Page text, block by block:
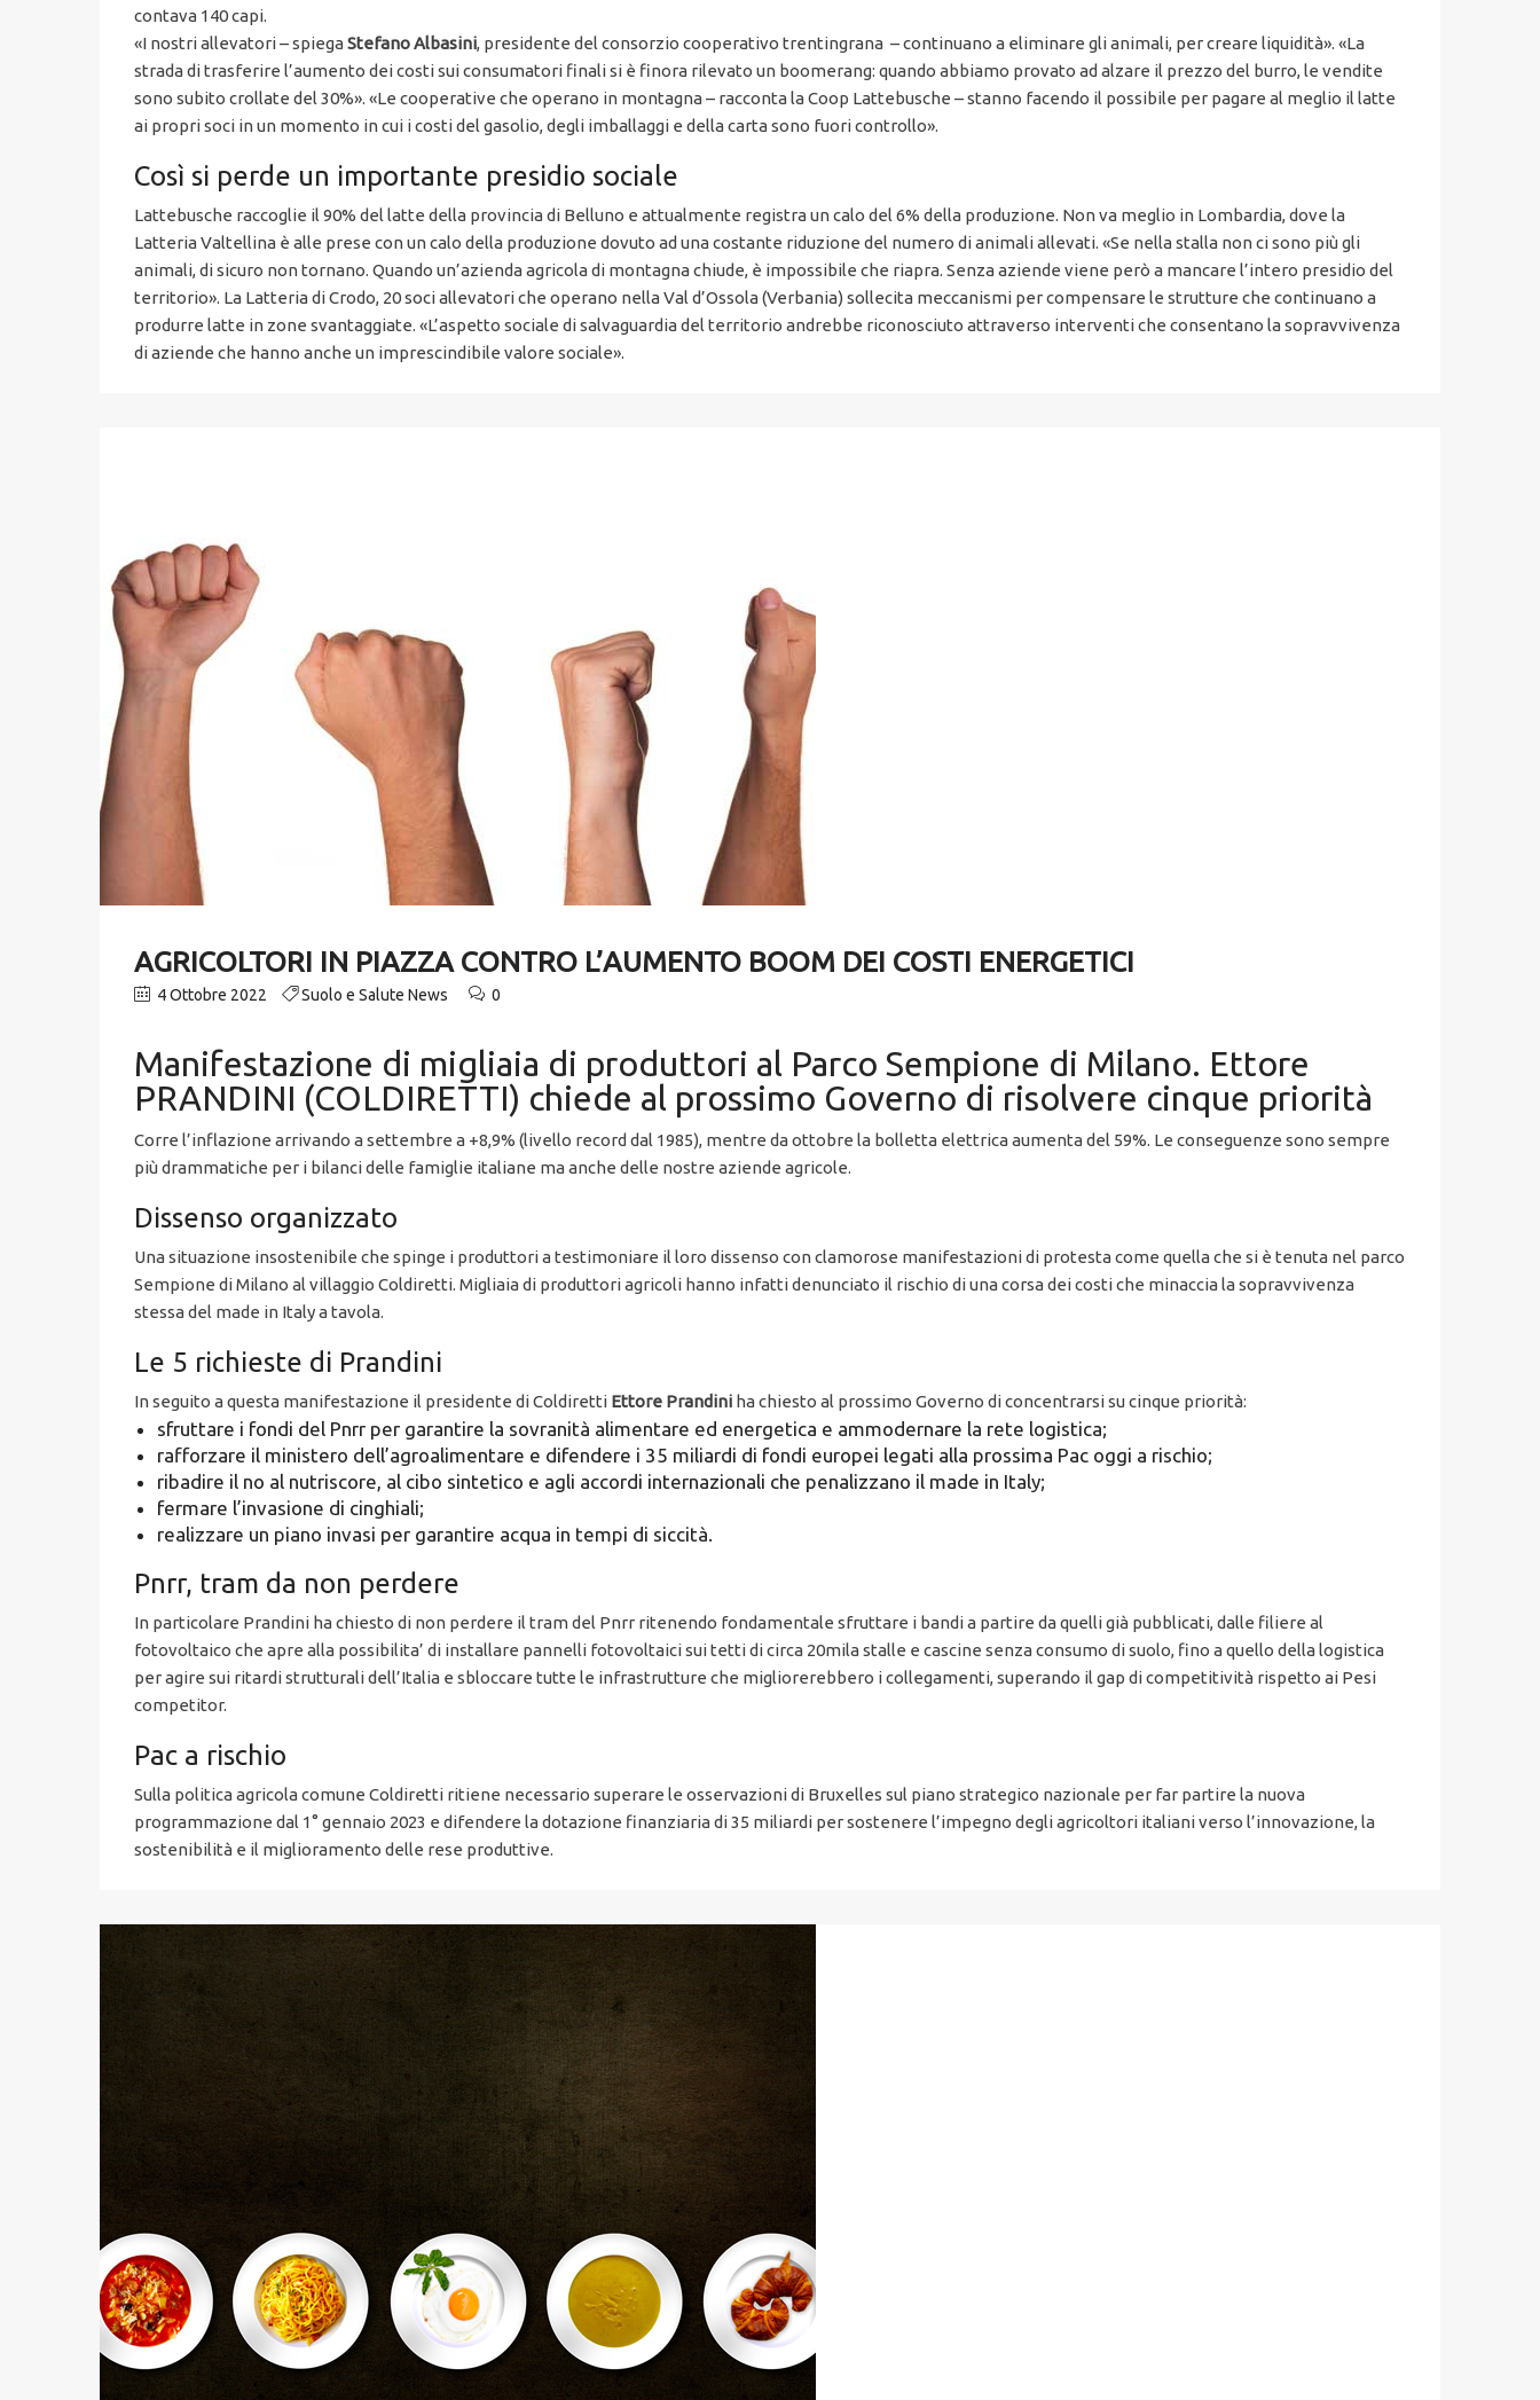
contava 140 capi.
«I nostri allevatori – spiegaStefano Albasini, presidente del consorzio cooperativo trentingrana – continuano a eliminare gli animali, per creare liquidità». «La
strada di trasferire l’aumento dei costi sui consumatori finali si è finora rilevato un boomerang: quando abbiamo provato ad alzare il prezzo del burro, le vendite
sono subito crollate del 30%». «Le cooperative che operano in montagna – racconta la Coop Lattebusche – stanno facendo il possibile per pagare al meglio il latte
ai propri soci in un momento in cui i costi del gasolio, degli imballaggi e della carta sono fuori controllo».
Così si perde un importante presidio sociale
Lattebusche raccoglie il 90% del latte della provincia di Belluno e attualmente registra un calo del 6% della produzione. Non va meglio in Lombardia, dove la
Latteria Valtellina è alle prese con un calo della produzione dovuto ad una costante riduzione del numero di animali allevati. «Se nella stalla non ci sono più gli
animali, di sicuro non tornano. Quando un’azienda agricola di montagna chiude, è impossibile che riapra. Senza aziende viene però a mancare l’intero presidio del
territorio». La Latteria di Crodo, 20 soci allevatori che operano nella Val d’Ossola (Verbania) sollecita meccanismi per compensare le strutture che continuano a
produrre latte in zone svantaggiate. «L’aspetto sociale di salvaguardia del territorio andrebbe riconosciuto attraverso interventi che consentano la sopravvivenza
di aziende che hanno anche un imprescindibile valore sociale».
AGRICOLTORI IN PIAZZA CONTRO L’AUMENTO BOOM DEI COSTI ENERGETICI
4 Ottobre 2022 Suolo e Salute News 0
Manifestazione di migliaia di produttori al Parco Sempione di Milano. Ettore
PRANDINI (COLDIRETTI) chiede al prossimo Governo di risolvere cinque priorità
Corre l’inflazione arrivando a settembre a +8,9% (livello record dal 1985), mentre da ottobre la bolletta elettrica aumenta del 59%. Le conseguenze sono sempre
più drammatiche per i bilanci delle famiglie italiane ma anche delle nostre aziende agricole.
Dissenso organizzato
Una situazione insostenibile che spinge i produttori a testimoniare il loro dissenso con clamorose manifestazioni di protesta come quella che si è tenuta nel parco
Sempione di Milano al villaggio Coldiretti. Migliaia di produttori agricoli hanno infatti denunciato il rischio di una corsa dei costi che minaccia la sopravvivenza
stessa del made in Italy a tavola.
Le 5 richieste di Prandini
In seguito a questa manifestazione il presidente di Coldiretti Ettore Prandini ha chiesto al prossimo Governo di concentrarsi su cinque priorità:
sfruttare i fondi del Pnrr per garantire la sovranità alimentare ed energetica e ammodernare la rete logistica;
rafforzare il ministero dell’agroalimentare e difendere i 35 miliardi di fondi europei legati alla prossima Pac oggi a rischio;
ribadire il no al nutriscore, al cibo sintetico e agli accordi internazionali che penalizzano il made in Italy;
fermare l’invasione di cinghiali;
realizzare un piano invasi per garantire acqua in tempi di siccità.
Pnrr, tram da non perdere
In particolare Prandini ha chiesto di non perdere il tram del Pnrr ritenendo fondamentale sfruttare i bandi a partire da quelli già pubblicati, dalle filiere al
fotovoltaico che apre alla possibilita’ di installare pannelli fotovoltaici sui tetti di circa 20mila stalle e cascine senza consumo di suolo, fino a quello della logistica
per agire sui ritardi strutturali dell’Italia e sbloccare tutte le infrastrutture che migliorerebbero i collegamenti, superando il gap di competitività rispetto ai Pesi
competitor.
Pac a rischio
Sulla politica agricola comune Coldiretti ritiene necessario superare le osservazioni di Bruxelles sul piano strategico nazionale per far partire la nuova
programmazione dal 1° gennaio 2023 e difendere la dotazione finanziaria di 35 miliardi per sostenere l’impegno degli agricoltori italiani verso l’innovazione, la
sostenibilità e il miglioramento delle rese produttive.